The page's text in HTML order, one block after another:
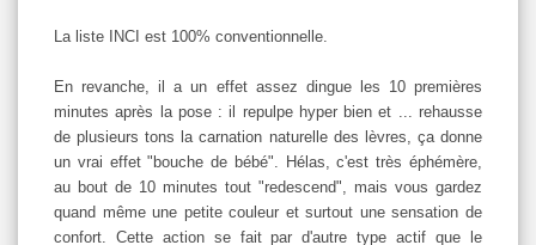
La liste INCI est 100% conventionnelle.
En revanche, il a un effet assez dingue les 10 premières
minutes après la pose : il repulpe hyper bien et ... rehausse
de plusieurs tons la carnation naturelle des lèvres, ça donne
un vrai effet "bouche de bébé". Hélas, c'est très éphémère,
au bout de 10 minutes tout "redescend", mais vous gardez
quand même une petite couleur et surtout une sensation de
confort. Cette action se fait par d'autre type actif que le